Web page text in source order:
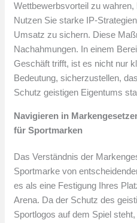
Wettbewerbsvorteil zu
Nutzen Sie starke IP-
Umsatz zu sichern. Diese
Nachahmungen. In einem
Geschäft trifft, ist es nicht nur
Bedeutung, sicherzustellen,
Schutz geistigen Eigentums
Navigieren in
für Sportmarken
Das Verständnis der
Sportmarke von
es als eine Festigung Ihres
Arena. Da der Schutz des
Sportlogos auf dem Spiel